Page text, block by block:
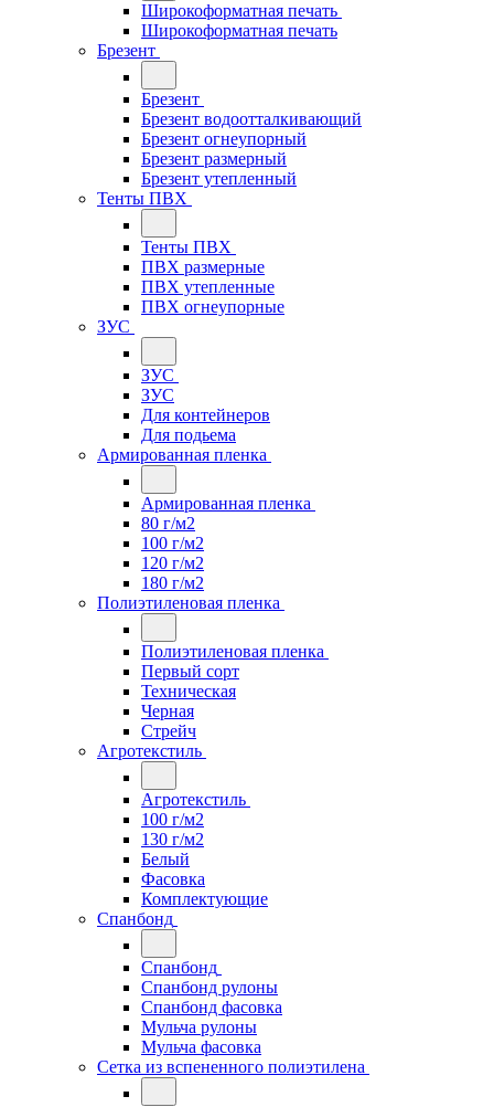
Широкоформатная печать
Широкоформатная печать
Брезент
Брезент
Брезент водоотталкивающий
Брезент огнеупорный
Брезент размерный
Брезент утепленный
Тенты ПВХ
Тенты ПВХ
ПВХ размерные
ПВХ утепленные
ПВХ огнеупорные
ЗУС
ЗУС
ЗУС
Для контейнеров
Для подьема
Армированная пленка
Армированная пленка
80 г/м2
100 г/м2
120 г/м2
180 г/м2
Полиэтиленовая пленка
Полиэтиленовая пленка
Первый сорт
Техническая
Черная
Стрейч
Агротекстиль
Агротекстиль
100 г/м2
130 г/м2
Белый
Фасовка
Комплектующие
Спанбонд
Спанбонд
Спанбонд рулоны
Спанбонд фасовка
Мульча рулоны
Мульча фасовка
Сетка из вспененного полиэтилена